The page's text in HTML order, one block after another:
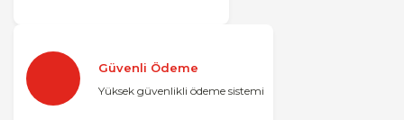
Güvenli Ödeme
Yüksek güvenlikli ödeme sistemi